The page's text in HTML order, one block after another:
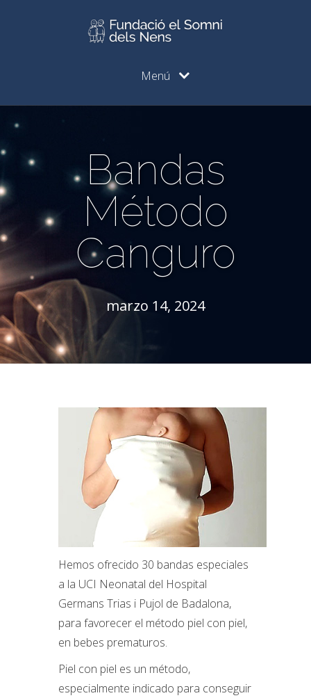
Menú
Bandas
Método
Canguro
marzo 14, 2024
Hemos ofrecido 30 bandas especiales
a la UCI Neonatal del Hospital
Germans Trias i Pujol de Badalona,
para favorecer el método piel con piel,
en bebes prematuros.
Piel con piel es un método,
especialmente indicado para conseguir